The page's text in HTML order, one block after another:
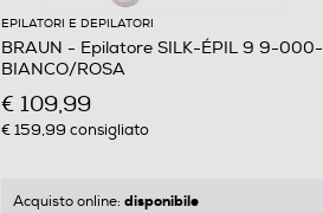
EPILATORI E DEPILATORI
BRAUN - Epilatore SILK-ÉPIL 9 9-000-
BIANCO/ROSA
€ 109,99
€ 159,99 consigliato
Acquisto online: disponibile